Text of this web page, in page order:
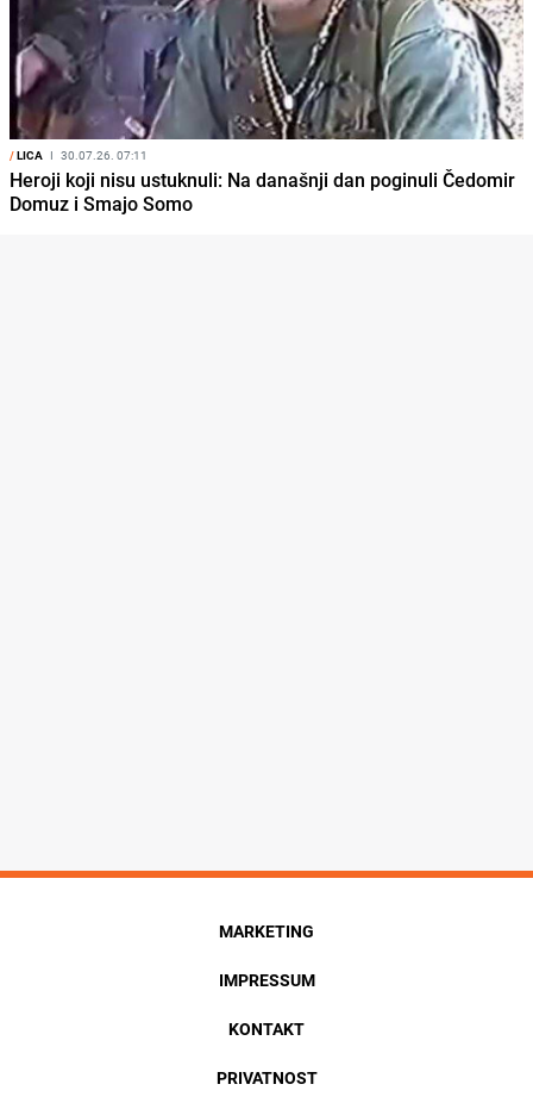
/LICA I 30.07.26. 07:11
Heroji koji nisu ustuknuli: Na današnji dan poginuli Čedomir
Domuz i Smajo Somo
MARKETING
IMPRESSUM
KONTAKT
PRIVATNOST